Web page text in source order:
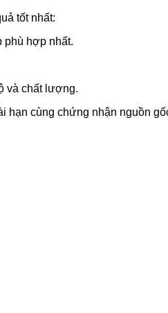
tốt nhất:
phù hợp nhất.
và chất lượng.
hạn cùng chứng nhận nguồn